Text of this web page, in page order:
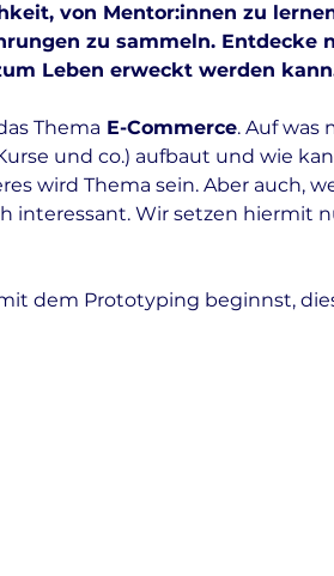
von Mentor:innen zu
zu sammeln. Entdecke
Leben erweckt werden
Thema E-Commerce. Auf was
und co.) aufbaut und wie
wird Thema sein. Aber auch,
interessant. Wir setzen hiermit
dem Prototyping beginnst,